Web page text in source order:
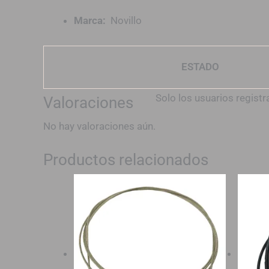
Marca: Novillo
ESTADO
Valoraciones
No hay valoraciones aún.
Solo los usuarios
Productos relacionados